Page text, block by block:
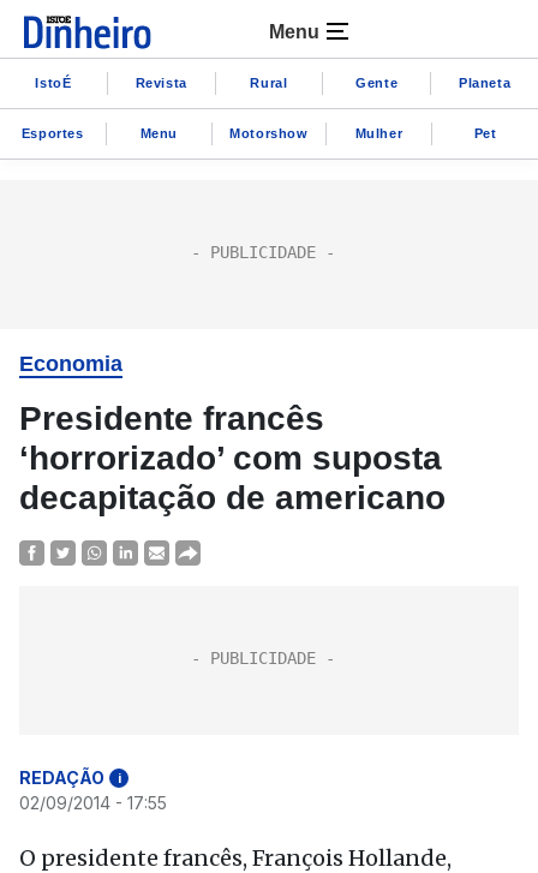
Menu
IstoÉ Revista Rural Gente Planeta
Esportes Menu Motorshow Mulher Pet
Economia
Presidente francês
‘horrorizado’ com suposta
decapitação de americano
REDAÇÃO i
02/09/2014 - 17:55
O presidente francês, François Hollande,